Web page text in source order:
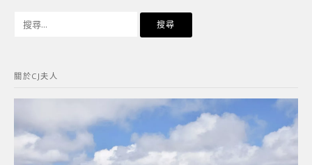
字:
關於CJ夫人